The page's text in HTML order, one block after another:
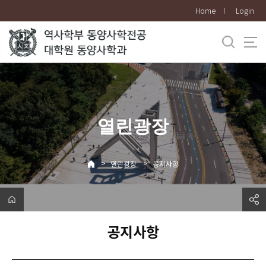
로
메
뉴
Home Login
열린광장
> 열린광장 > 공지사항
공지사항